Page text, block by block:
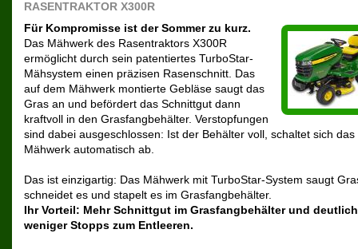
RASENTRAKTOR X300R
Für Kompromisse ist der Sommer zu kurz.
Das Mähwerk des Rasentraktors X300R
ermöglicht durch sein patentiertes TurboStar-
Mähsystem einen präzisen Rasenschnitt. Das
auf dem Mähwerk montierte Gebläse saugt das
Gras an und befördert das Schnittgut dann
kraftvoll in den Grasfangbehälter. Verstopfungen
sind dabei ausgeschlossen: Ist der Behälter voll, schaltet sich das
Mähwerk automatisch ab.
Das ist einzigartig: Das Mähwerk mit TurboStar-System saugt
schneidet es und stapelt es im Grasfangbehälter.
Ihr Vorteil: Mehr Schnittgut im Grasfangbehälter und deutlich
weniger Stopps zum Entleeren.